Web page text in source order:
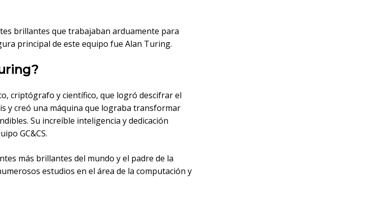
brillantes que trabajaban arduamente para
principal de este equipo fue Alan Turing.
criptógrafo y científico, que logró descifrar el
y creó una máquina que lograba transformar
Su increíble inteligencia y dedicación
GC&CS.
más brillantes del mundo y el padre de la
estudios en el área de la computación y